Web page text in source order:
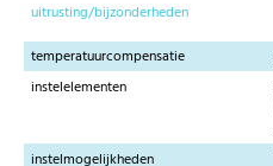
uitrusting/bijzonderheden
temperatuurcompensatie
instelelementen
instelmogelijkheden